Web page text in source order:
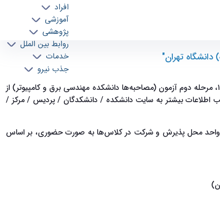
افراد
آموزشی
پژوهشی
روابط بین الملل
خدمات
جذب نیرو
تهران"
اطلاعات بیشتر به سایت دانشکده / ‏دانشکدگان‬ / ‏پردیس‬ / ‏مرکز‬ /
واحد محل پذیرش و شرکت در کلاس‌ها به صورت حضوری، بر اساس